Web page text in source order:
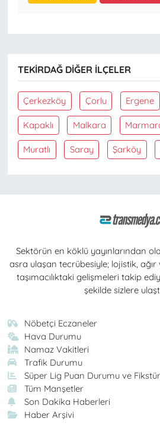
TEKIRDAĞ DIĞER İLÇELER
Çerkezköy Çorlu Ergene
Kapaklı Malkara
Muratlı Saray Şarköy
Sektörün en köklü yayınlarından
asra ulaşan tecrübesiyle; lojistik, ağır
taşımacılıktaki gelişmeleri takip
şekilde sizlere
Nöbetçi Eczaneler
Hava Durumu
Namaz Vakitleri
Trafik Durumu
Süper Lig Puan Durumu ve Fikstür
Tüm Manşetler
Son Dakika Haberleri
Haber Arşivi